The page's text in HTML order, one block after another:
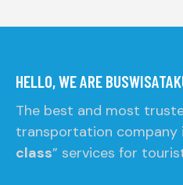
HELLO, WE ARE
The best and most
transportation company
class” services for